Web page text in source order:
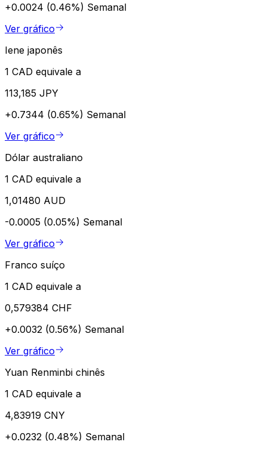
+0.0024 (0.46%) Semanal
Ver gráfico
Iene japonês
1 CAD equivale a
113,185 JPY
+0.7344 (0.65%) Semanal
Ver gráfico
Dólar australiano
1 CAD equivale a
1,01480 AUD
-0.0005 (0.05%) Semanal
Ver gráfico
Franco suíço
1 CAD equivale a
0,579384 CHF
+0.0032 (0.56%) Semanal
Ver gráfico
Yuan Renminbi chinês
1 CAD equivale a
4,83919 CNY
+0.0232 (0.48%) Semanal